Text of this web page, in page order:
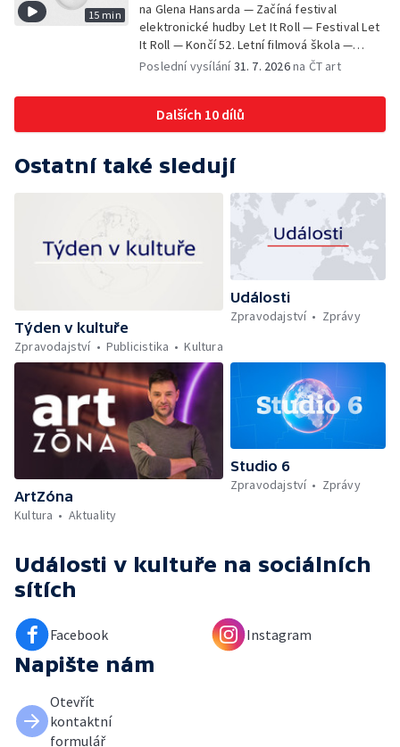
15 min
na Glena Hansarda — Začíná festival
elektronické hudby Let It Roll — Festival Let
It Roll — Končí 52. Letní filmová škola —
Krátké zprávy z kultury — Rekonstrukce
Poslední vysílání31. 7. 2026na ČT art
Dalších 10 dílů
Ostatní také sledují
Týden v kultuře
Zpravodajství
Publicistika Kultura
Události
Zpravodajství
Zprávy
ArtZóna
Kultura
Aktuality
Studio 6
Zpravodajství
Zprávy
Události v kultuře na sociálních
sítích
Facebook Instagram
Napište nám
Otevřít
kontaktní
formulář